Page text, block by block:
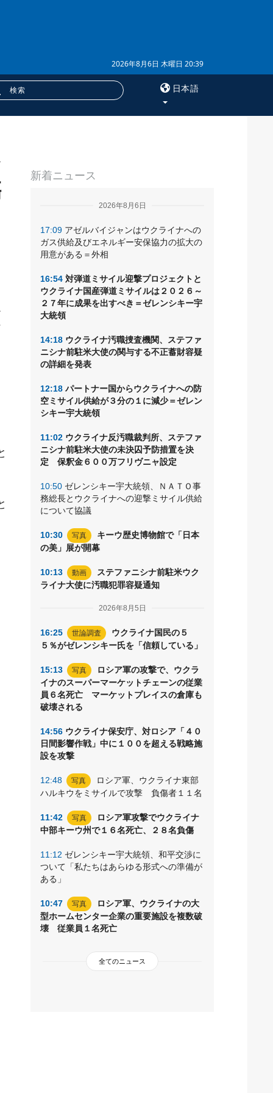
2026年8月6日 木曜日 20:39
日本語
購読
新着ニュース
2026年8月6日
17:09 アゼルバイジャンはウクライナへの
ガス供給及びエネルギー安保協力の拡大の
用意がある＝外相
16:54 対弾道ミサイル迎撃プロジェクトと
ウクライナ国産弾道ミサイルは２０２６～
２７年に成果を出すべき＝ゼレンシキー宇
大統領
14:18 ウクライナ汚職捜査機関、ステファ
ニシナ前駐米大使の関与する不正蓄財容疑
の詳細を発表
12:18 パートナー国からウクライナへの防
空ミサイル供給が３分の１に減少＝ゼレン
シキー宇大統領
11:02 ウクライナ反汚職裁判所、ステファ
ニシナ前駐米大使の未決囚予防措置を決
定 保釈金６００万フリヴニャ設定
10:50 ゼレンシキー宇大統領、ＮＡＴＯ事
務総長とウクライナへの迎撃ミサイル供給
について協議
10:30 写真
キーウ歴史博物館で「日本
の美」展が開幕
10:13 動画
ステファニシナ前駐米ウク
ライナ大使に汚職犯罪容疑通知
2026年8月5日
16:25 世論調査
ウクライナ国民の５
５％がゼレンシキー氏を「信頼している」
15:13 写真
ロシア軍の攻撃で、ウクラ
イナのスーパーマーケットチェーンの従業
員６名死亡 マーケットプレイスの倉庫も
破壊される
14:56 ウクライナ保安庁、対ロシア「４０
日間影響作戦」中に１００を超える戦略施
設を攻撃
12:48 写真
ロシア軍、ウクライナ東部
ハルキウをミサイルで攻撃 負傷者１１名
11:42 写真
ロシア軍攻撃でウクライナ
中部キーウ州で１６名死亡、２８名負傷
11:12 ゼレンシキー宇大統領、和平交渉に
ついて「私たちはあらゆる形式への準備が
ある」
10:47 写真
ロシア軍、ウクライナの大
型ホームセンター企業の重要施設を複数破
壊 従業員１名死亡
全てのニュース